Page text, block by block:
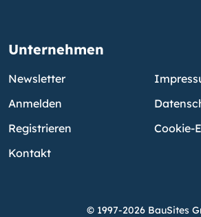
Unternehmen
Newsletter
Anmelden
Registrieren
Kontakt
Cookie-
© 1997-2026 BauSites